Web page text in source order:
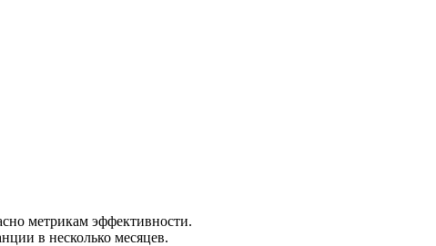
метрикам эффективности.
в несколько месяцев.